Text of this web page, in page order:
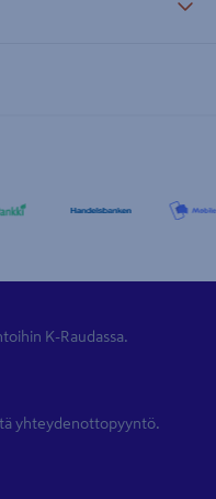
K-Raudassa.
yhteydenottopyyntö.